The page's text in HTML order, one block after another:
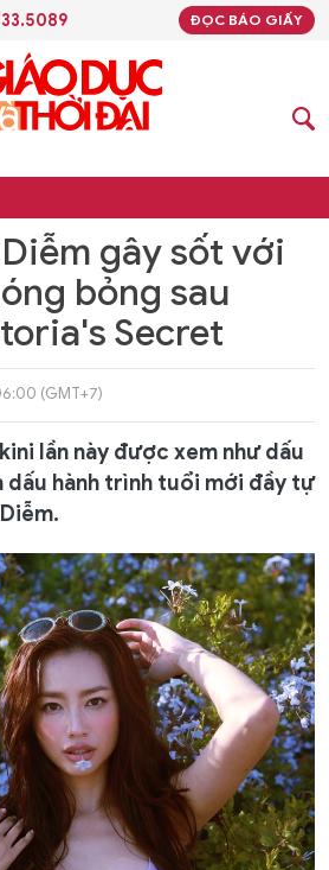
ĐỌC BÁO GIẤY
gây sốt với
bỏng sau
Secret
(GMT+7)
lần này được xem như dấu
dấu hành trình tuổi mới đầy tự